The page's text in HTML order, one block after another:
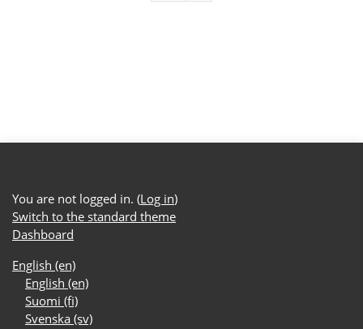
You are not logged in. (Log in)
Switch to the standard theme
Dashboard
English ‎(en)‎
English ‎(en)‎
Suomi ‎(fi)‎
Svenska ‎(sv)‎